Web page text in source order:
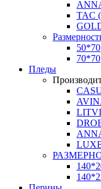
TAC
50*70
70*70
Пледы